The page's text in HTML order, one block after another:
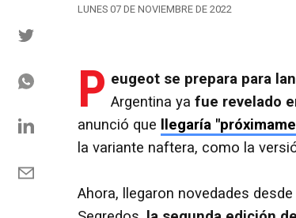
LUNES 07 DE NOVIEMBRE DE 2022
P eugeot se prepara para
Argentina ya fue revelado
anunció que llegaría
la variante naftera, como la
Ahora, llegaron novedades